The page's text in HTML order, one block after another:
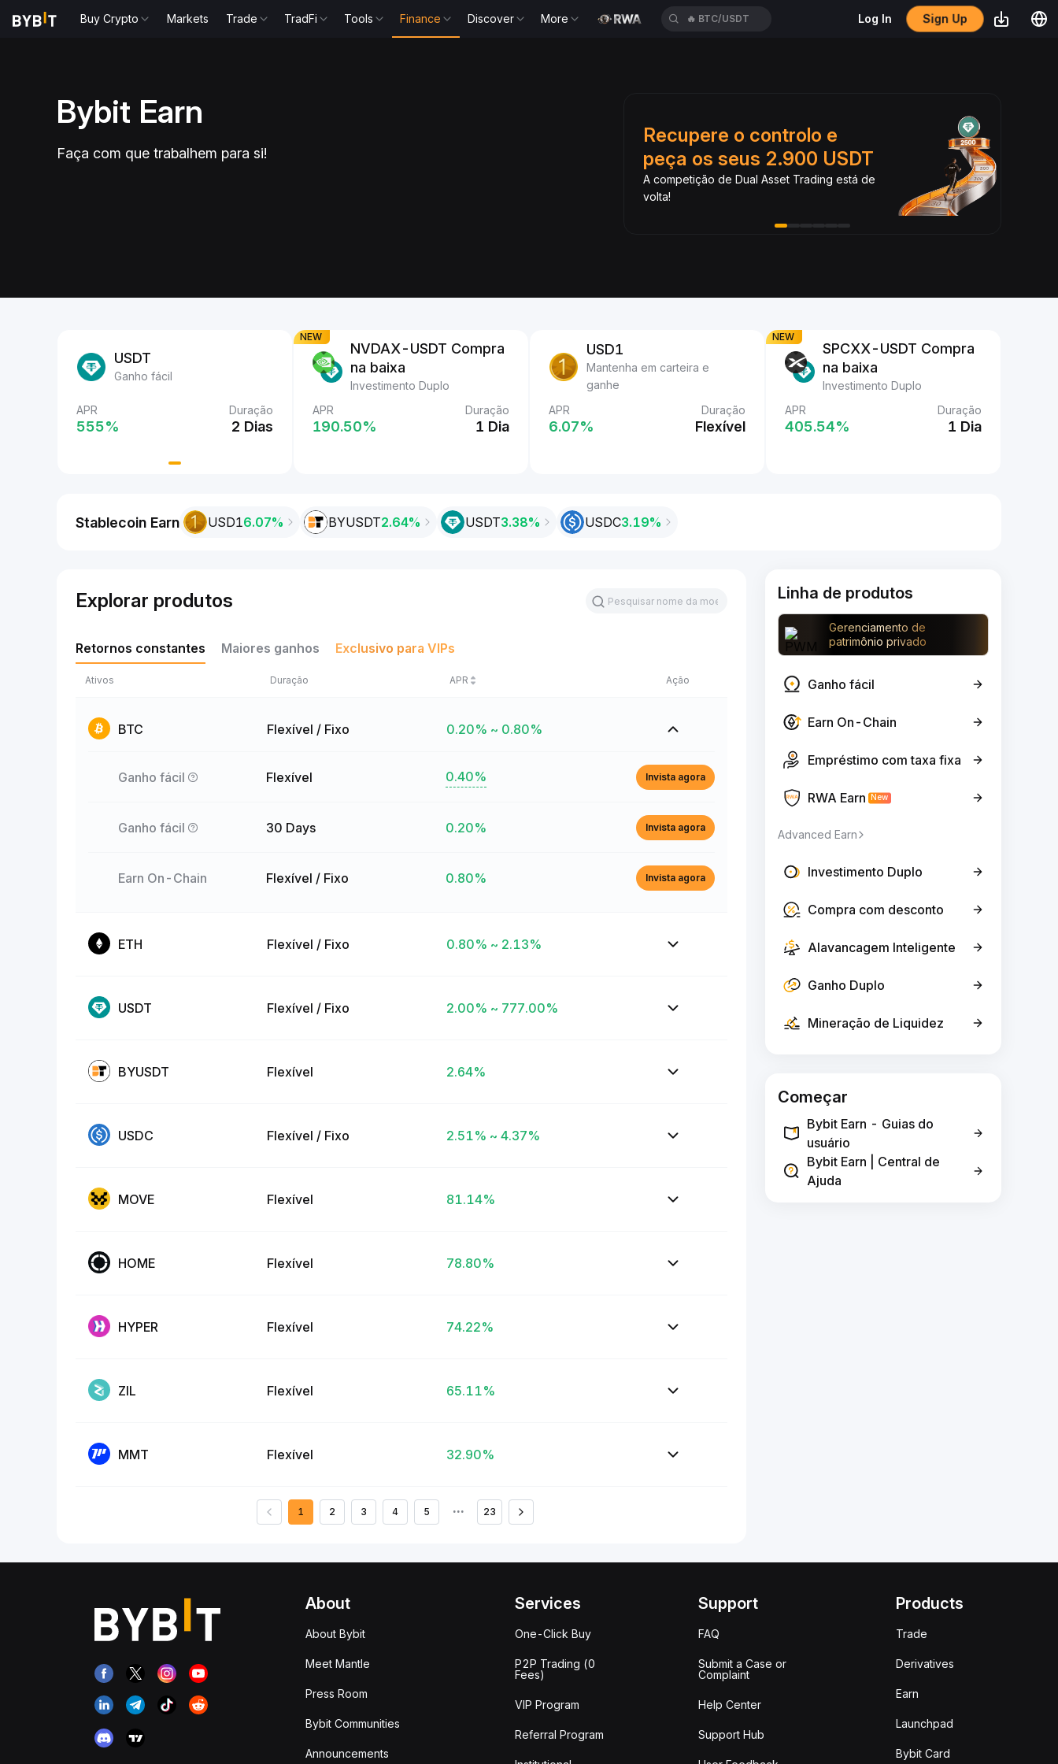
Buy Crypto Markets Trade TradFi Tools Finance Discover More 🔥 BTC/USDT Log In Sign Up
Bybit Earn
Faça com que trabalhem para si!
USDe e
de até
Recupere o controlo e
peça os seus 2.900 USDT
A competição de Dual Asset Trading está de
volta!
USDT
Ganho fácil
APR Duração
555‎% 2 Dias
USDT
Ganho fácil
APR Duração
555‎% 2 Dias
NEW
NVDAX-USDT Compra
na baixa
Investimento Duplo
APR
Duração
190.50‎% 1 Dia
USD1
Mantenha em carteira e
ganhe
APR
Duração
6.07‎% Flexível
NEW
SPCXX-USDT Compra
na baixa
Investimento Duplo
APR
Duração
405.54‎% 1 Dia
Stablecoin Earn USD16.07% BYUSDT2.64% USDT3.38‎% USDC3.19‎%
Explorar produtos
Retornos constantes Maiores ganhos Exclusivo para VIPs
Ativos Duração APR Ação
BTC Flexível / Fixo 0.20% ~ 0.80%
Ganho fácil Flexível 0.40% Invista agora
Ganho fácil 30 Days 0.20% Invista agora
Earn On-Chain Flexível / Fixo 0.80% Invista agora
ETH Flexível / Fixo 0.80% ~ 2.13%
USDT Flexível / Fixo 2.00% ~ 777.00%
BYUSDT Flexível 2.64%
USDC Flexível / Fixo 2.51% ~ 4.37%
MOVE Flexível 81.14%
HOME Flexível 78.80%
HYPER Flexível 74.22%
ZIL Flexível 65.11%
MMT Flexível 32.90%
1 2 3 4 5 ••• 23
Linha de produtos
Gerenciamento de
patrimônio privado
Ganho fácil
Earn On-Chain
Empréstimo com taxa fixa
RWA Earn New
Advanced Earn
Investimento Duplo
Compra com desconto
Alavancagem Inteligente
Ganho Duplo
Mineração de Liquidez
Começar
Bybit Earn - Guias do
usuário
Bybit Earn | Central de
Ajuda
About
About Bybit
Meet Mantle
Press Room
Bybit Communities
Announcements
Services
One-Click Buy
P2P Trading (0
Fees)
VIP Program
Referral Program
Support
FAQ
Submit a Case or
Complaint
Help Center
Support Hub
Products
Trade
Derivatives
Earn
Launchpad
Bybit Card